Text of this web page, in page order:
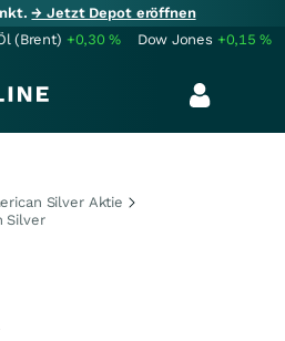
→ Jetzt Depot eröffnen
(Brent) +0,30% Dow Jones +0,15%
Silver Aktie
Silver